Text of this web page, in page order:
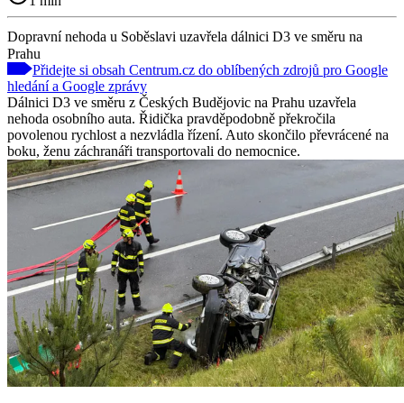
Dopravní nehoda u Soběslavi uzavřela dálnici D3 ve směru na
Prahu
Přidejte si obsah Centrum.cz do oblíbených zdrojů pro Google
hledání a Google zprávy
Dálnici D3 ve směru z Českých Budějovic na Prahu uzavřela
nehoda osobního auta. Řidička pravděpodobně překročila
povolenou rychlost a nezvládla řízení. Auto skončilo převrácené na
boku, ženu záchranáři transportovali do nemocnice.